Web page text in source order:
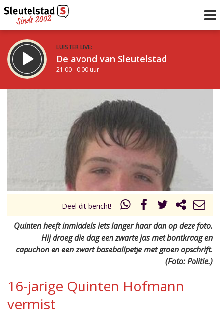
LUISTER LIVE:
De avond van Sleutelstad
21.00 - 0.00 uur
De nacht van Sleutelstad
uur 1 van 0
Deel dit bericht!
Quinten heeft inmiddels iets langer haar dan op deze foto.
Hij droeg die dag een zwarte jas met bontkraag en
capuchon en een zwart baseballpetje met groen opschrift.
(Foto: Politie.)
16-jarige Quinten Hofmann
vermist